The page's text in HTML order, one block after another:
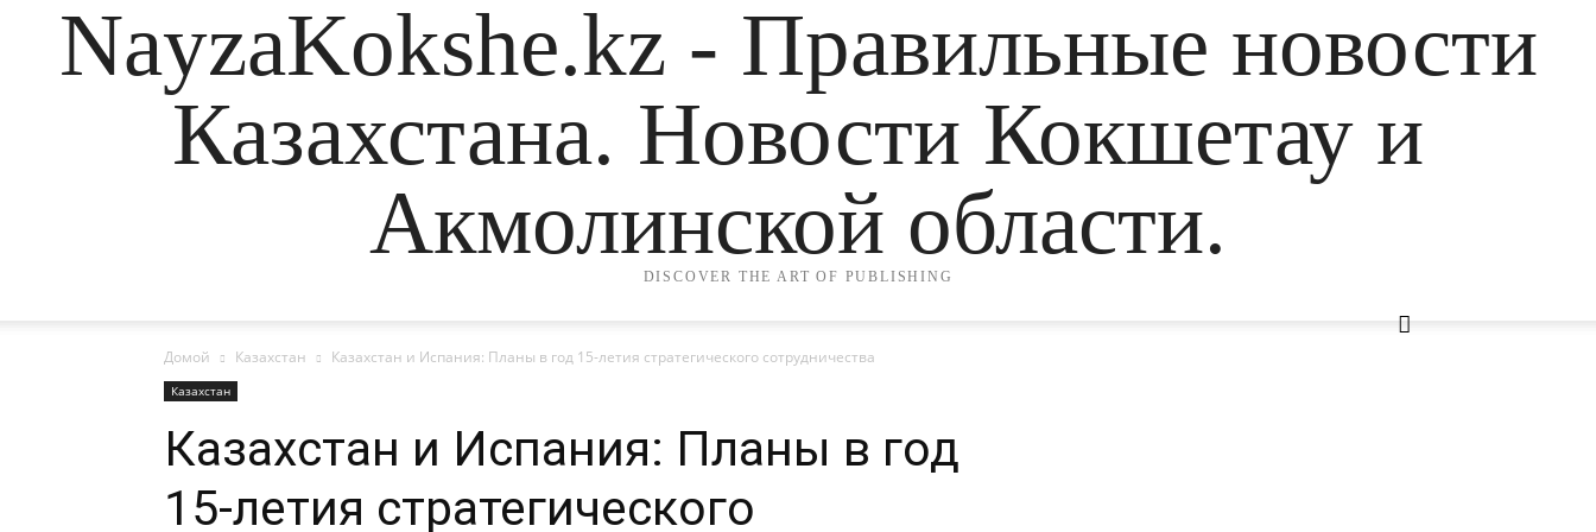
NayzaKokshe.kz - Правильные новости
Казахстана. Новости Кокшетау и
Акмолинской области.
DISCOVER THE ART OF PUBLISHING
Домой Казахстан Казахстан и Испания: Планы в год 15-летия стратегического сотрудничества
Казахстан
Казахстан и Испания: Планы в год
15-летия стратегического